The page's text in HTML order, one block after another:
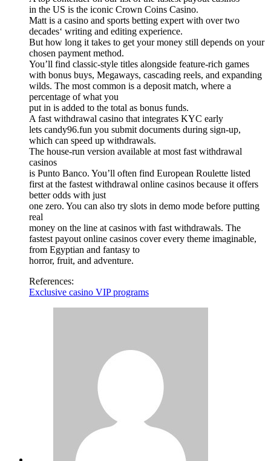
in the US is the iconic Crown Coins Casino.
Matt is a casino and sports betting expert with over two
decades‘ writing and editing experience.
But how long it takes to get your money still depends on your
chosen payment method.
You’ll find classic-style titles alongside feature-rich games
with bonus buys, Megaways, cascading reels, and expanding
wilds. The most common is a deposit match, where a
percentage of what you
put in is added to the total as bonus funds.
A fast withdrawal casino that integrates KYC early
lets candy96.fun you submit documents during sign-up,
which can speed up withdrawals.
The house-run version available at most fast withdrawal
casinos
is Punto Banco. You’ll often find European Roulette listed
first at the fastest withdrawal online casinos because it offers
better odds with just
one zero. You can also try slots in demo mode before putting
real
money on the line at casinos with fast withdrawals. The
fastest payout online casinos cover every theme imaginable,
from Egyptian and fantasy to
horror, fruit, and adventure.
References:
Exclusive casino VIP programs